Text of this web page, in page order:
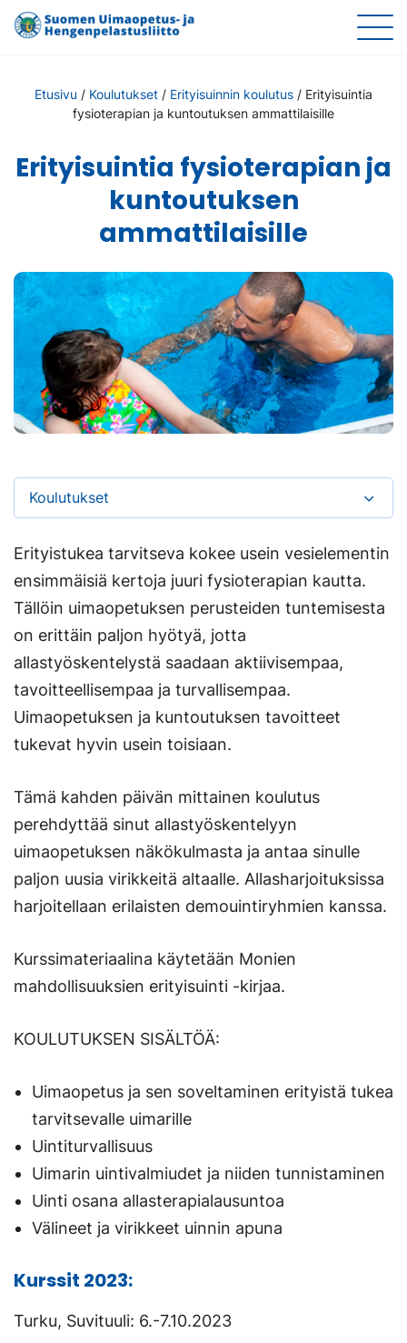
Etusivu / Koulutukset / Erityisuinnin koulutus / Erityisuintia
fysioterapian ja kuntoutuksen ammattilaisille
Erityisuintia fysioterapian ja
kuntoutuksen
ammattilaisille
Koulutukset
Erityistukea tarvitseva kokee usein vesielementin
ensimmäisiä kertoja juuri fysioterapian kautta.
Tällöin uimaopetuksen perusteiden tuntemisesta
on erittäin paljon hyötyä, jotta
allastyöskentelystä saadaan aktiivisempaa,
tavoitteellisempaa ja turvallisempaa.
Uimaopetuksen ja kuntoutuksen tavoitteet
tukevat hyvin usein toisiaan.
Tämä kahden päivän mittainen koulutus
perehdyttää sinut allastyöskentelyyn
uimaopetuksen näkökulmasta ja antaa sinulle
paljon uusia virikkeitä altaalle. Allasharjoituksissa
harjoitellaan erilaisten demouintiryhmien kanssa.
Kurssimateriaalina käytetään Monien
mahdollisuuksien erityisuinti -kirjaa.
KOULUTUKSEN SISÄLTÖÄ:
Uimaopetus ja sen soveltaminen erityistä tukea
tarvitsevalle uimarille
Uintiturvallisuus
Uimarin uintivalmiudet ja niiden tunnistaminen
Uinti osana allasterapialausuntoa
Välineet ja virikkeet uinnin apuna
Kurssit 2023:
Turku, Suvituuli: 6.-7.10.2023